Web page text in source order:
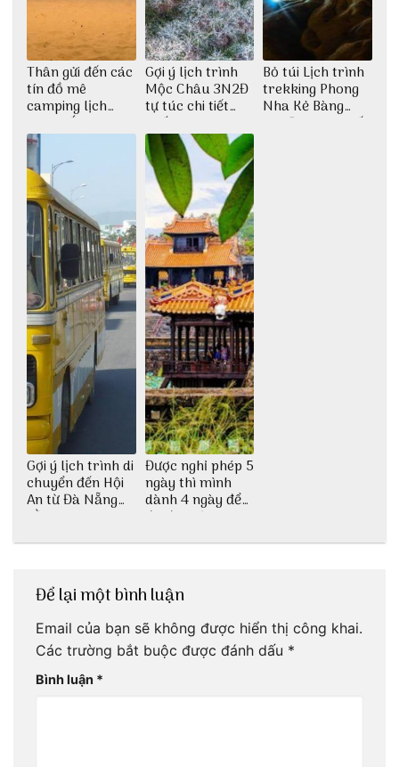
Thân gửi đến các
tín đồ mê
camping lịch
trình cắm trại
Huế tự túc 2N1Đ
chi tiết nhất
Gợi ý lịch trình
Mộc Châu 3N2Đ
tự túc chi tiết
nhất
Bỏ túi Lịch trình
trekking Phong
Nha Kẻ Bàng
3N2Đ cực chi tiết
Gợi ý lịch trình di
chuyển đến Hội
An từ Đà Nẵng
bằng xe bus
Được nghỉ phép 5
ngày thì mình
dành 4 ngày để
đu đưa Lịch
4 ngày của 3vi.vn
Để lại một bình luận
Email của bạn sẽ không được hiển thị công khai.
Các trường bắt buộc được đánh dấu *
Bình luận *